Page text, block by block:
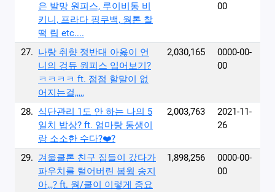
은 발망 원피스, 루이비통 비
키니, 프라다 핑쿠백, 웜톤 찰
떡 립 etc....
00
27. 나랑 취향 정반대 아옳이 언
니의 겅듀 원피스 입어보기?
ㅋㅋㅋㅋ ft. 점점 할말이 없
어지는걸,,,,,
2,030,165
0000-00-
00
28. 식단관리 1도 안 하는 나의 5
일치 밥상? ft. 엄마랑 동생이
랑 소소한 수다?‍❤️‍?
2,003,763
2021-11-
26
29. 겨울쿨톤 친구 집들이 갔다가
파우치를 털어버린 봄웜 송지
아,,,? ft. 웜/쿨이 이렇게 중요
1,898,256
0000-00-
00